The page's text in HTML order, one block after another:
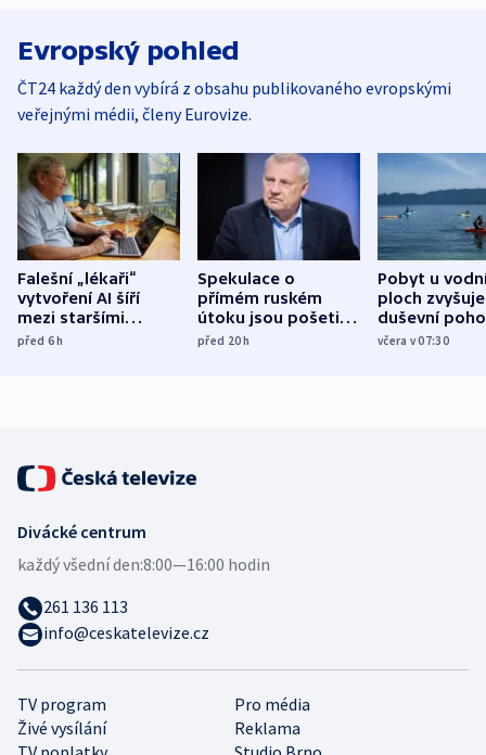
Evropský pohled
ČT24 každý den vybírá z obsahu publikovaného evropskými
veřejnými médii, členy Eurovize.
Falešní „lékaři“
vytvoření AI šíří
mezi staršími
Poláky nebezpečné
před 6h
Spekulace o
přímém ruském
útoku jsou pošetilé,
míní estonský
před 20h
Pobyt u
ploch zvyšuje
duševní
ukázala
včera v 07:30
TV program
Pro média
Živé vysílání
Reklama
Divácké centrum
každý všední den:8:00—16:00 hodin
261 136 113
info@ceskatelevize.cz